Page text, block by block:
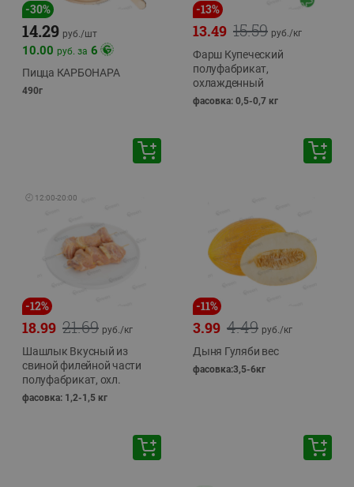
-30%
14.29 руб./шт
10.00 руб. за 6
Пицца КАРБОНАРА
490г
-13%
15.59
13.49 руб./кг
Фарш Купеческий
полуфабрикат,
охлажденный
фасовка: 0,5-0,7 кг
🕘 12:00-20:00
-12%
21.69
18.99 руб./кг
Шашлык Вкусный из
свиной филейной части
полуфабрикат, охл.
фасовка: 1,2-1,5 кг
-11%
4.49
3.99 руб./кг
Дыня Гуляби вес
фасовка:3,5-6кг